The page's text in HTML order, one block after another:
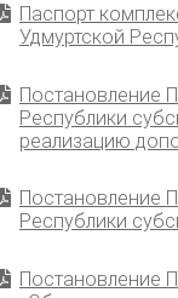
Паспорт
Удмуртской
Постановление
Республики
реализацию
Постановление
Республики
Постановление